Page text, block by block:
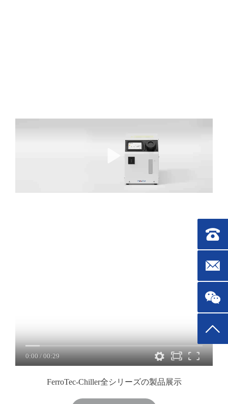
0:00/00:29
FerroTec-Chiller全シリーズの製品展示
連絡先
メール
トップ